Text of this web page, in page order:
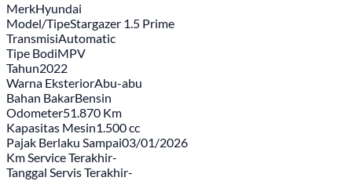
MerkHyundai
Model/TipeStargazer 1.5 Prime
TransmisiAutomatic
Tipe BodiMPV
Tahun2022
Warna EksteriorAbu-abu
Bahan BakarBensin
Odometer51.870 Km
Kapasitas Mesin1.500 cc
Pajak Berlaku Sampai03/01/2026
Km Service Terakhir-
Tanggal Servis Terakhir-